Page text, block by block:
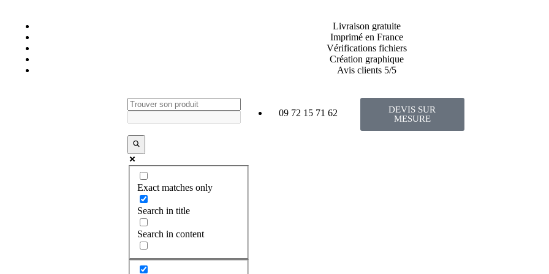
Livraison gratuite
Imprimé en France
Vérifications fichiers
Création graphique
Avis clients 5/5
Exact matches only
Search in title
Search in content
09 72 15 71 62
DEVIS SUR
MESURE